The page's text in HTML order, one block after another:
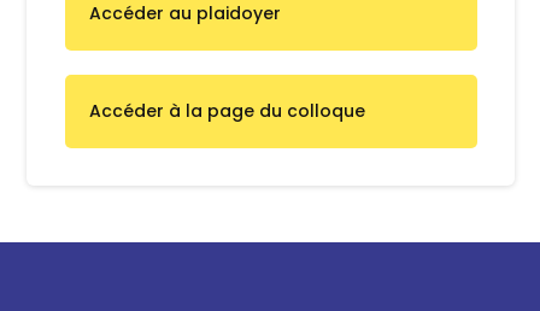
Accéder au plaidoyer
Accéder à la page du colloque